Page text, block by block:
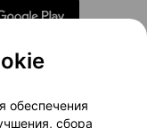
обеспечения
сбора